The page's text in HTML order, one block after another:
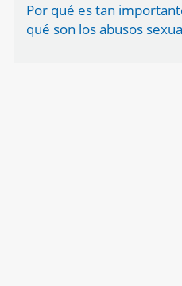
Por qué es tan
qué son los abusos